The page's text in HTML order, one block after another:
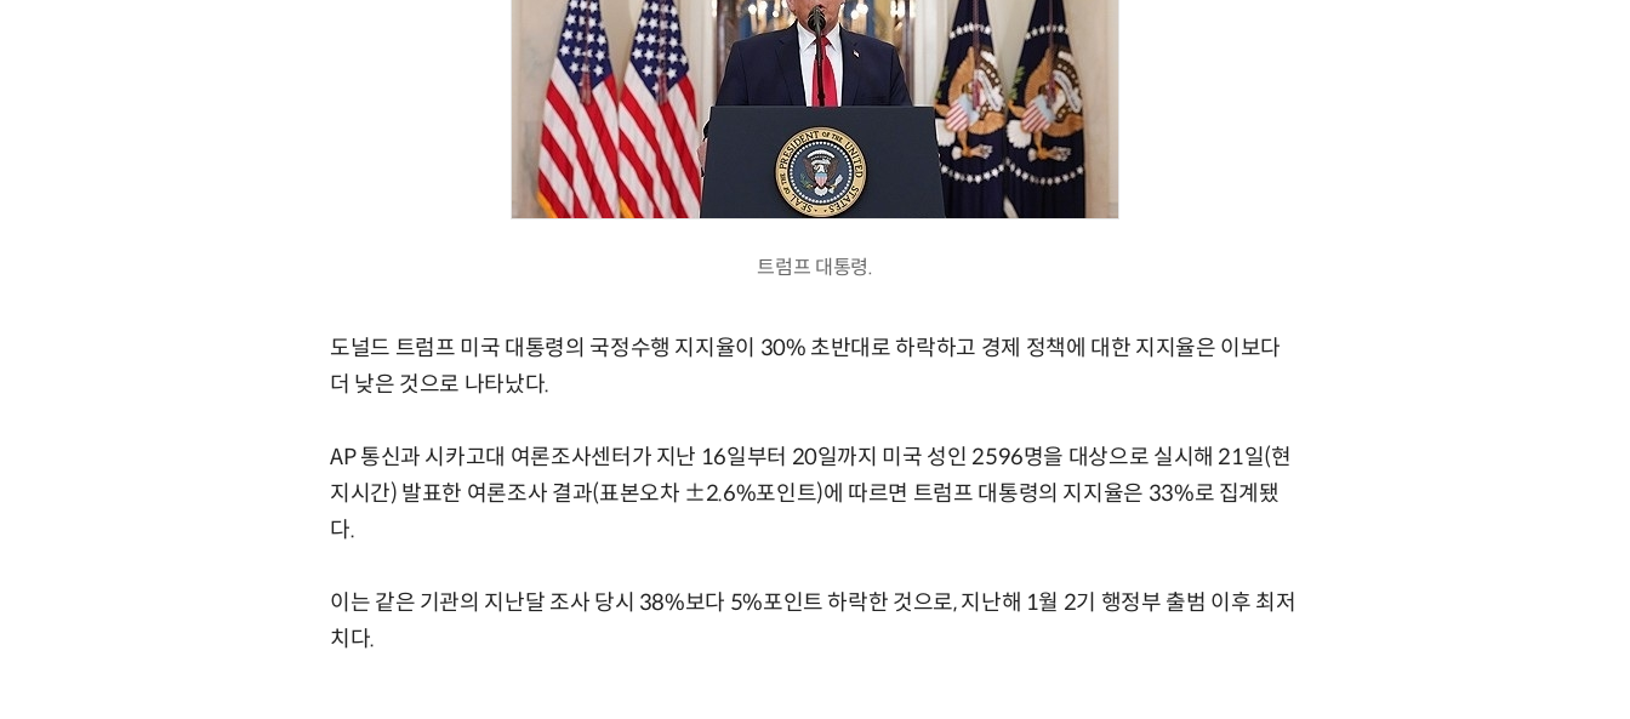
트럼프 대통령.
도널드 트럼프 미국 대통령의 국정수행 지지율이 30% 초반대로 하락하고 경제 정책에 대한 지지율은 이보다
더 낮은 것으로 나타났다.
AP 통신과 시카고대 여론조사센터가 지난 16일부터 20일까지 미국 성인 2596명을 대상으로 실시해 21일(현
지시간) 발표한 여론조사 결과(표본오차 ±2.6%포인트)에 따르면 트럼프 대통령의 지지율은 33%로 집계됐
다.
이는 같은 기관의 지난달 조사 당시 38%보다 5%포인트 하락한 것으로, 지난해 1월 2기 행정부 출범 이후 최저
치다.